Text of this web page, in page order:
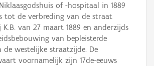
of -hospitaal in 1889
tot de verbreding van de straat
K.B. van 27 maart 1889 en anderzijds
van bepleisterde
de westelijke straatzijde. De
voornamelijk zijn 17de-eeuws